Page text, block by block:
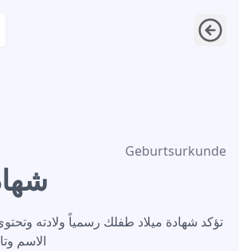
شهادة الميلاد
Geburtsurkunde
تؤكد شهادة ميلاد طفلك رسمياً ولادته
الاسم